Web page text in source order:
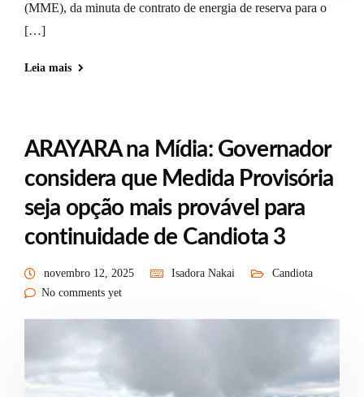
(MME), da minuta de contrato de energia de reserva para o
[…]
Leia mais
ARAYARA na Mídia: Governador
considera que Medida Provisória
seja opção mais provável para
continuidade de Candiota 3
novembro 12, 2025 Isadora Nakai
Candiota
No comments yet